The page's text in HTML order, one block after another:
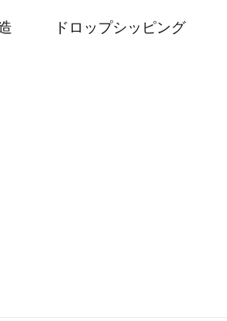
ドロップシッピング